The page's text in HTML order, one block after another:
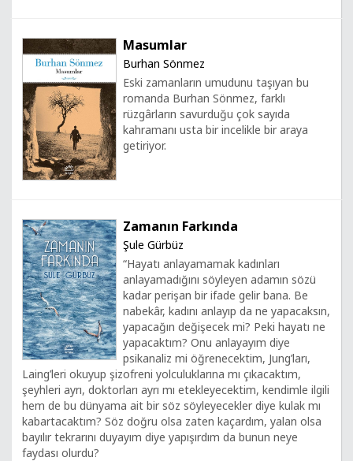
Masumlar
Burhan Sönmez
Eski zamanların umudunu taşıyan bu
romanda Burhan Sönmez, farklı
rüzgârların savurduğu çok sayıda
kahramanı usta bir incelikle bir araya
getiriyor.
Zamanın Farkında
Şule Gürbüz
“Hayatı anlayamamak kadınları
anlayamadığını söyleyen adamın sözü
kadar perişan bir ifade gelir bana. Be
nabekâr, kadını anlayıp da ne yapacaksın,
yapacağın değişecek mi? Peki hayatı ne
yapacaktım? Onu anlayayım diye
psikanaliz mi öğrenecektim, Jung’ları,
Laing’leri okuyup şizofreni yolculuklarına mı çıkacaktım,
şeyhleri ayrı, doktorları ayrı mı etekleyecektim, kendimle ilgili
hem de bu dünyama ait bir söz söyleyecekler diye kulak mı
kabartacaktım? Söz doğru olsa zaten kaçardım, yalan olsa
bayılır tekrarını duyayım diye yapışırdım da bunun neye
faydası olurdu?